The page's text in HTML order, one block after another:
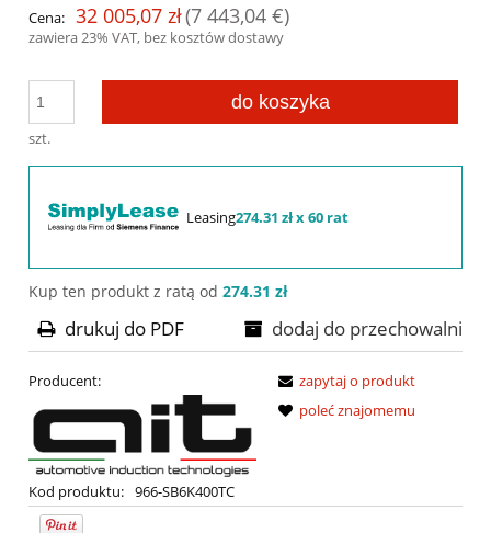
Cena: 32 005,07 zł(7 443,04 €)
zawiera 23% VAT, bez kosztów dostawy
szt.
do koszyka
Leasing274.31 zł x 60 rat
Kup ten produkt z ratą od 274.31 zł
dodaj do przechowalni
drukuj do PDF
Producent:
Kod produktu: 966-SB6K400TC
zapytaj o produkt
poleć znajomemu